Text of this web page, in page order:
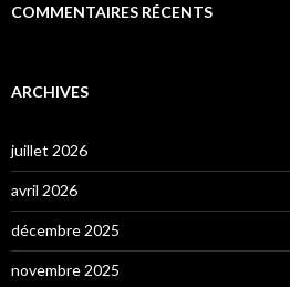
COMMENTAIRES RÉCENTS
ARCHIVES
juillet 2026
avril 2026
décembre 2025
novembre 2025